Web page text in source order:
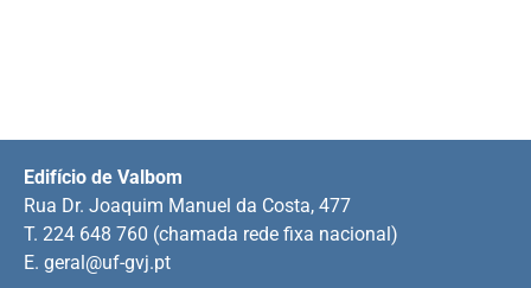
Edifício de Valbom
Rua Dr. Joaquim Manuel da Costa, 477
T. 224 648 760 (chamada rede fixa nacional)
E. geral@uf-gvj.pt